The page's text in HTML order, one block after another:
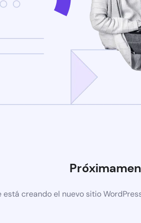
está creando el nuevo sitio